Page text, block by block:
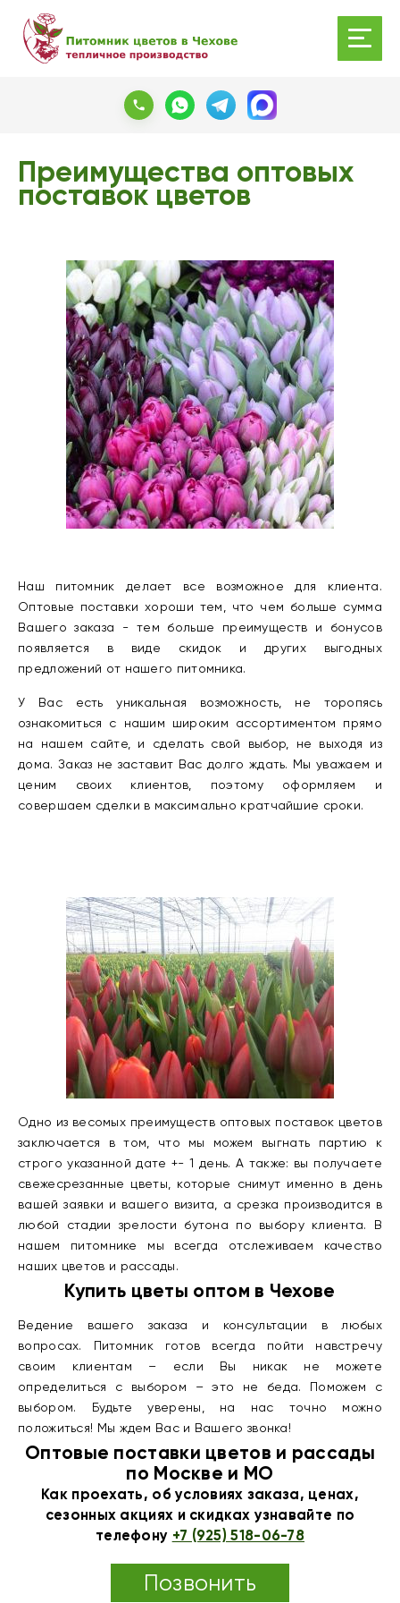
Преимущества оптовых
поставок цветов
Наш питомник делает все возможное для клиента.
Оптовые поставки хороши тем, что чем больше сумма
Вашего заказа - тем больше преимуществ и бонусов
появляется в виде скидок и других выгодных
предложений от нашего питомника.
У Вас есть уникальная возможность, не торопясь
ознакомиться с нашим широким ассортиментом прямо
на нашем сайте, и сделать свой выбор, не выходя из
дома. Заказ не заставит Вас долго ждать. Мы уважаем и
ценим своих клиентов, поэтому оформляем и
совершаем сделки в максимально кратчайшие сроки.
Одно из весомых преимуществ оптовых поставок цветов
заключается в том, что мы можем выгнать партию к
строго указанной дате +- 1 день. А также: вы получаете
свежесрезанные цветы, которые снимут именно в день
вашей заявки и вашего визита, а срезка производится в
любой стадии зрелости бутона по выбору клиента. В
нашем питомнике мы всегда отслеживаем качество
наших цветов и рассады.
Купить цветы оптом в Чехове
Ведение вашего заказа и консультации в любых
вопросах. Питомник готов всегда пойти навстречу
своим клиентам – если Вы никак не можете
определиться с выбором – это не беда. Поможем с
выбором. Будьте уверены, на нас точно можно
положиться! Мы ждем Вас и Вашего звонка!
Оптовые поставки цветов и рассады
по Москве и МО
Как проехать, об условиях заказа, ценах,
сезонных акциях и скидках узнавайте по
телефону +7 (925) 518-06-78
Позвонить